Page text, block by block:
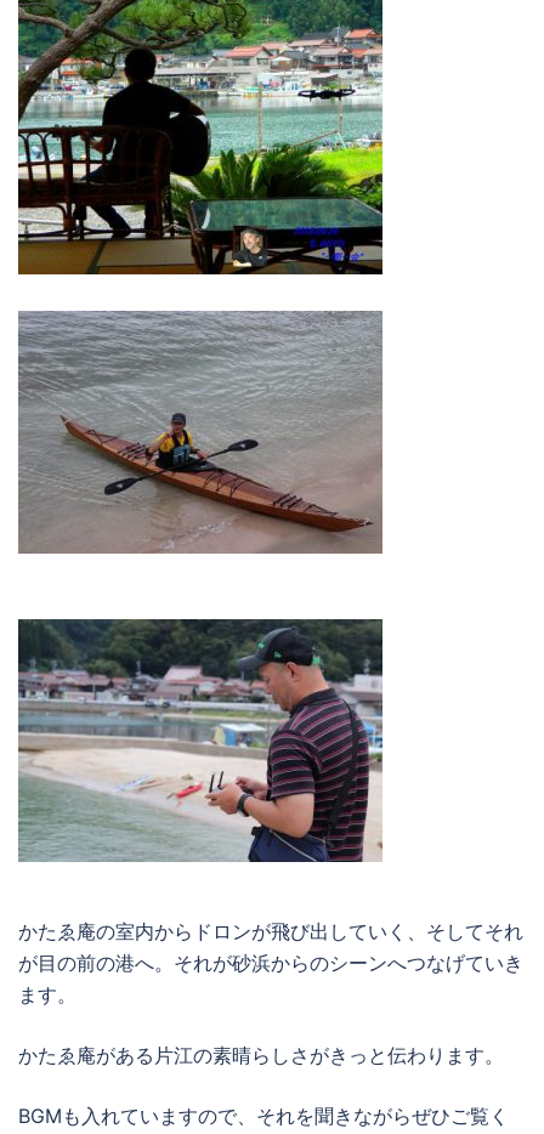
かたゑ庵の室内からドロンが飛び出していく、そしてそれ
が目の前の港へ。それが砂浜からのシーンへつなげていき
ます。
かたゑ庵がある片江の素晴らしさがきっと伝わります。
BGMも入れていますので、それを聞きながらぜひご覧く